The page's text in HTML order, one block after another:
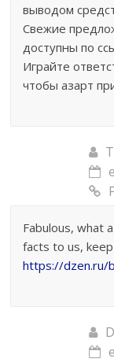
выводом
Свежие
доступны по
Играйте
чтобы азарт
Fabulous, what
facts to us,
https://dzen.ru/